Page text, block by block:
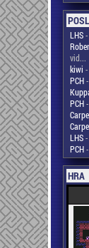
LHS
vid...
kiwi
PCH
PCH
LHS
PCH
HRA